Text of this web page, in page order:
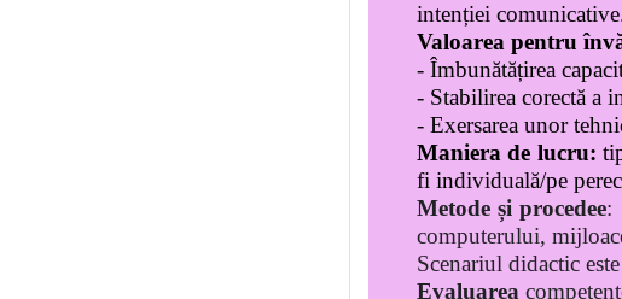
intenției
Valoarea pentru
- Îmbunătățirea
- Stabilirea corectă a
- Exersarea unor
Maniera de lucru:
fi individuală/pe
Metode și procedee:
computerului,
Scenariul didactic
Evaluarea